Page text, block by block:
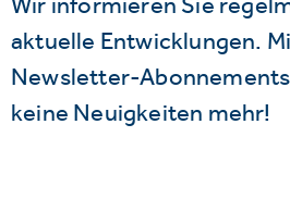
aktuelle Entwicklungen.
Newsletter-
keine Neuigkeiten mehr!